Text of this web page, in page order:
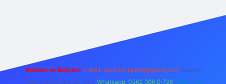
Reklam ve İletişim: E-mail: backlinkpaneli@gmail.com Teams:
forumhizmeti@gmail.com Whatsapp: 0262 606 0 726 Telegram: